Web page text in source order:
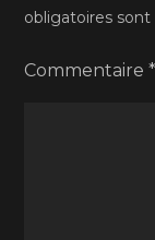
obligatoires
Commentaire*